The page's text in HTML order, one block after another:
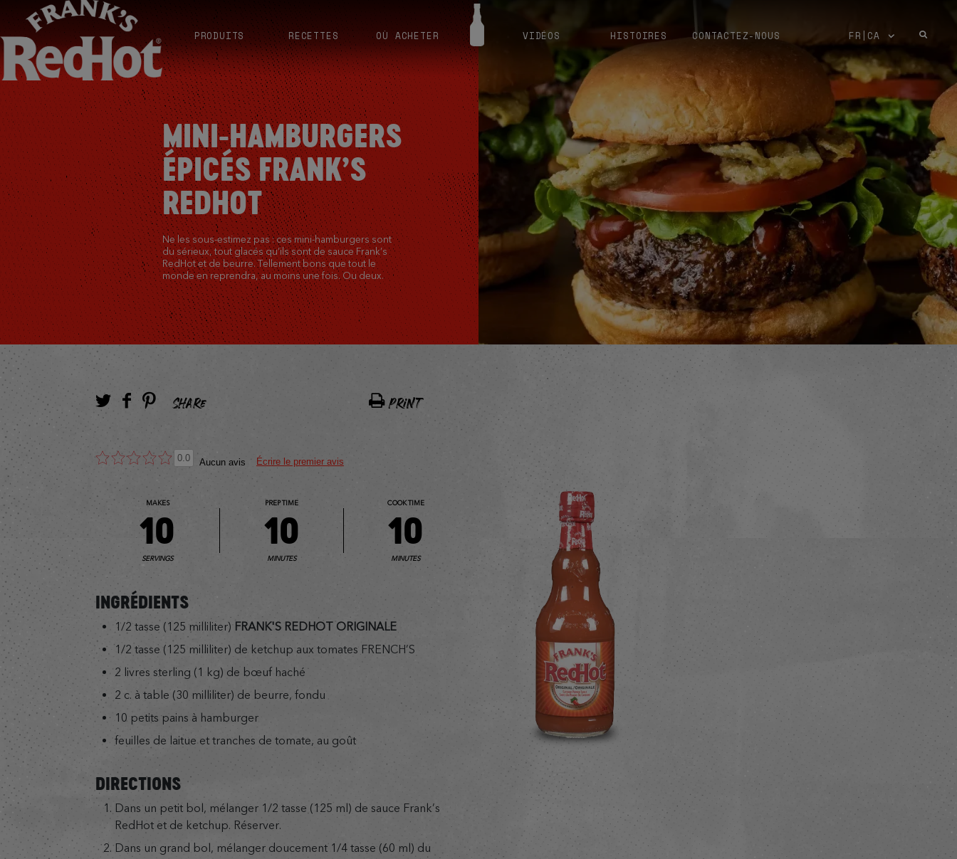
PRODUITS RECETTES OÙ ACHETER VIDÉOS HISTOIRES CONTACTEZ-NOUS FR|CA
MINI-HAMBURGERS
ÉPICÉS FRANK’S
REDHOT
Ne les sous-estimez pas : ces mini-hamburgers sont
du sérieux, tout glacés qu’ils sont de sauce Frank’s
RedHot et de beurre. Tellement bons que tout le
monde en reprendra, au moins une fois. Ou deux.
SHARE PRINT
0.0 Aucun avis Écrire le premier avis
MAKES
10
SERVINGS
PREP TIME
10
MINUTES
COOK TIME
10
MINUTES
INGRÉDIENTS
1/2 tasse (125 milliliter) FRANK'S REDHOT ORIGINALE
1/2 tasse (125 milliliter) de ketchup aux tomates FRENCH’S
2 livres sterling (1 kg) de bœuf haché
2 c. à table (30 milliliter) de beurre, fondu
10 petits pains à hamburger
feuilles de laitue et tranches de tomate, au goût
DIRECTIONS
Dans un petit bol, mélanger 1/2 tasse (125 ml) de sauce Frank’s
RedHot et de ketchup. Réserver.
Dans un grand bol, mélanger doucement 1/4 tasse (60 ml) du